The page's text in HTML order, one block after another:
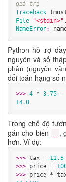
giá trị
Traceback
File
"<stdin>"
NameError:
Python hỗ trợ
nguyên và số
phân (nguyên
đổi toán hạng số
>>> 4 * 3.75 -
14.0
Trong chế độ
gán cho biến
,
hơn. Ví dụ:
>>> tax = 12.5
>>> price =
>>>